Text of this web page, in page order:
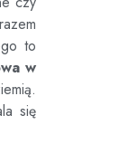
to
w
się